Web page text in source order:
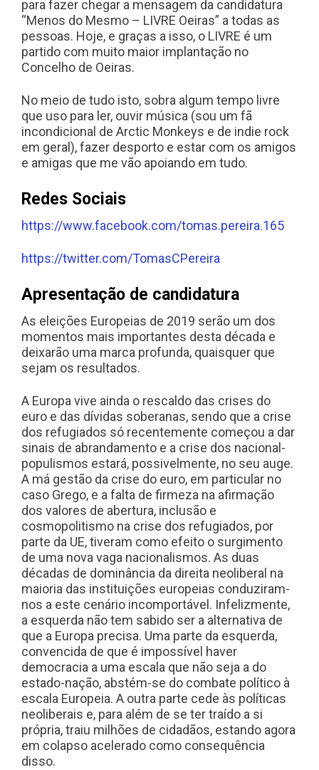
para fazer chegar a mensagem da candidatura
“Menos do Mesmo – LIVRE Oeiras” a todas as
pessoas. Hoje, e graças a isso, o LIVRE é um
partido com muito maior implantação no
Concelho de Oeiras.
No meio de tudo isto, sobra algum tempo livre
que uso para ler, ouvir música (sou um fã
incondicional de Arctic Monkeys e de indie rock
em geral), fazer desporto e estar com os amigos
e amigas que me vão apoiando em tudo.
Redes Sociais
https://www.facebook.com/tomas.pereira.165
https://twitter.com/TomasCPereira
Apresentação de candidatura
As eleições Europeias de 2019 serão um dos
momentos mais importantes desta década e
deixarão uma marca profunda, quaisquer que
sejam os resultados.
A Europa vive ainda o rescaldo das crises do
euro e das dívidas soberanas, sendo que a crise
dos refugiados só recentemente começou a dar
sinais de abrandamento e a crise dos nacional-
populismos estará, possivelmente, no seu auge.
A má gestão da crise do euro, em particular no
caso Grego, e a falta de firmeza na afirmação
dos valores de abertura, inclusão e
cosmopolitismo na crise dos refugiados, por
parte da UE, tiveram como efeito o surgimento
de uma nova vaga nacionalismos. As duas
décadas de dominância da direita neoliberal na
maioria das instituições europeias conduziram-
nos a este cenário incomportável. Infelizmente,
a esquerda não tem sabido ser a alternativa de
que a Europa precisa. Uma parte da esquerda,
convencida de que é impossível haver
democracia a uma escala que não seja a do
estado-nação, abstém-se do combate político à
escala Europeia. A outra parte cede às políticas
neoliberais e, para além de se ter traído a si
própria, traiu milhões de cidadãos, estando agora
em colapso acelerado como consequência
disso.